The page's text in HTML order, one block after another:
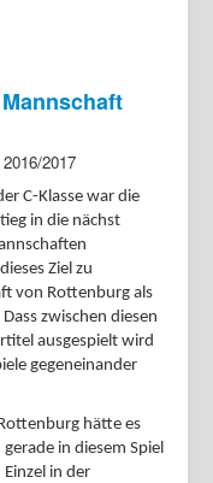
2017
C-Klasse war die
in die nächst
Ziel zu
von Rottenburg als
zwischen diesen
ausgespielt wird
gegeneinander
hätte es
in diesem Spiel
in der